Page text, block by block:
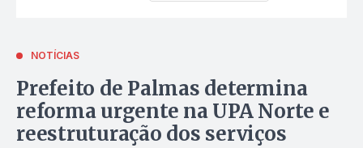
NOTÍCIAS
Prefeito de Palmas determina
reforma urgente na UPA Norte e
reestruturação dos serviços